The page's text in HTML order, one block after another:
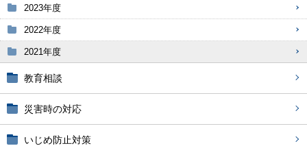
2023年度
2022年度
2021年度
教育相談
災害時の対応
いじめ防止対策